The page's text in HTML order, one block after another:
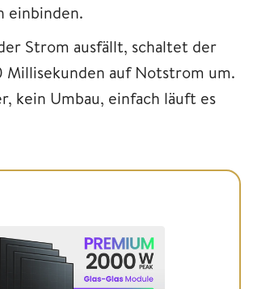
einbinden.
Strom ausfällt, schaltet der
Millisekunden auf Notstrom um.
kein Umbau, einfach läuft es